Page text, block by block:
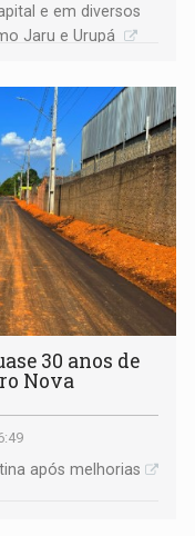
e em diversos
Jaru e Urupá
30 anos de
Nova
após melhorias